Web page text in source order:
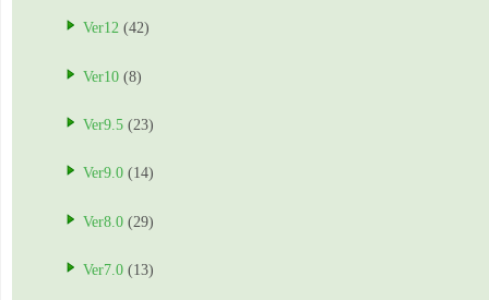
Ver12 (42)
Ver10 (8)
Ver9.5 (23)
Ver9.0 (14)
Ver8.0 (29)
Ver7.0 (13)